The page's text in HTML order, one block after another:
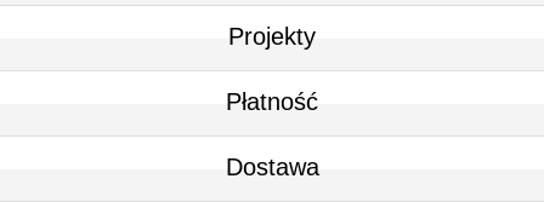
Projekty
Płatność
Dostawa